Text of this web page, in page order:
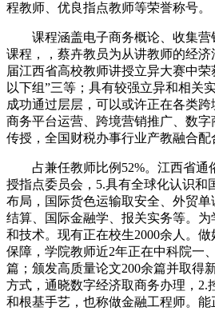
程教师、优良指点教师等荣誉称号。
课程涵盖电子商务概论、收集营
课程，，蔡卉教员为从讲教师的经
届江西省高校教师讲授立异大赛中荣
以下组”三等；具有较强立异和相关
成功通过层层，可以或许正在各类
商务平台运营、跨境营销推广、数字
传授，全国财税办事行业产教融合配
占兼任教师比例52%。江西省通
授指点委员会，5.具有全球化认识和
布局，国际货色运输取安全、外贸
结算、国际金融学、报关实务等。
和技术。现有正在校生2000余人。
保障，学院教师近2年正在中科院一
篇；颁发高质量论文200余篇并取得
方式，通晓数字经济取商务办理，2.
和根基手艺，也称做金融工程师。